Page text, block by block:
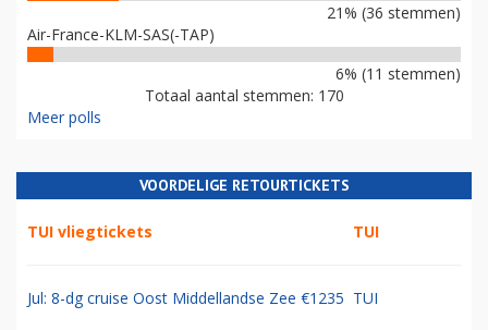
21% (36 stemmen)
Air-France-KLM-SAS(-TAP)
6% (11 stemmen)
Totaal aantal stemmen: 170
Meer polls
VOORDELIGE RETOURTICKETS
TUI vliegtickets TUI
Jul: 8-dg cruise Oost Middellandse Zee €1235 TUI